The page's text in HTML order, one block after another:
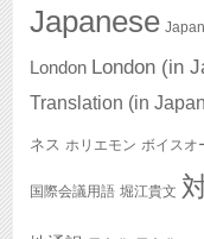
Japanese
London London (in
Translation (in
ネス ホリエモン ボイスオ
国際会議用語 堀江貴文